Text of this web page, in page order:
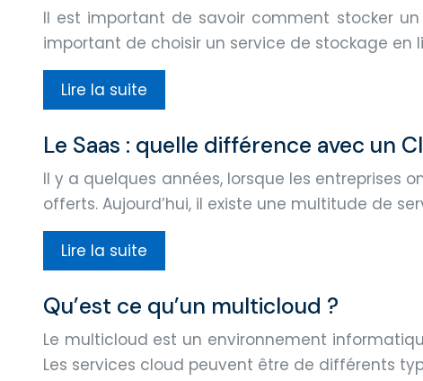
Il est important de savoir comment stocker
important de choisir un service de stockage en
Lire la suite
Le Saas : quelle différence avec un
Il y a quelques années, lorsque les entreprises
offerts. Aujourd’hui, il existe une multitude de
Lire la suite
Qu’est ce qu’un multicloud ?
Le multicloud est un environnement
Les services cloud peuvent être de différents